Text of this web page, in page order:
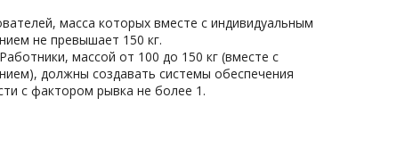
масса которых вместе с индивидуальным
не превышает 150 кг.
массой от 100 до 150 кг (вместе с
должны создавать системы обеспечения
с фактором рывка не более 1.